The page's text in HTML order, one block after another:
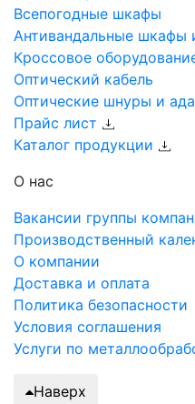
Всепогодные шкафы
Антивандальные шкафы
Кроссовое
Оптический кабель
Оптические шнуры и
Прайс лист
Каталог продукции
О нас
Вакансии группы
Производственный
О компании
Доставка и оплата
Политика безопасности
Условия соглашения
Услуги по
Наверх